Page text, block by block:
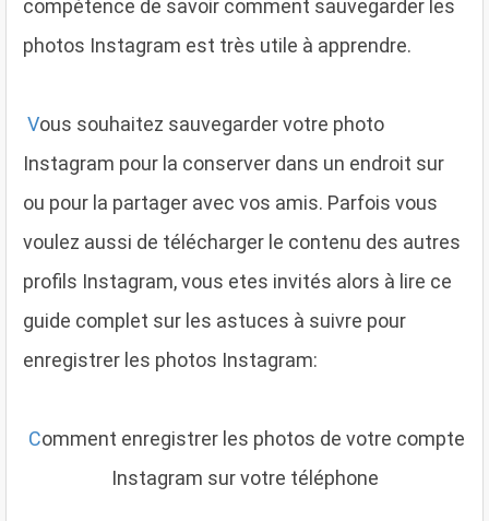
compétence de savoir comment sauvegarder les
photos Instagram est très utile à apprendre.
Vous souhaitez sauvegarder votre photo
Instagram pour la conserver dans un endroit sur
ou pour la partager avec vos amis. Parfois vous
voulez aussi de télécharger le contenu des autres
profils Instagram, vous etes invités alors à lire ce
guide complet sur les astuces à suivre pour
enregistrer les photos Instagram:
Comment enregistrer les photos de votre compte
Instagram sur votre téléphone